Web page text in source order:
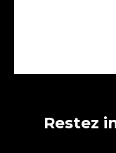
Restez